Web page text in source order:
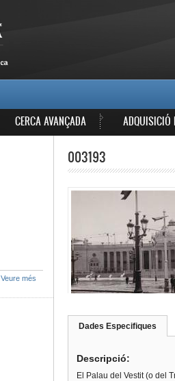
CERCA AVANÇADA ADQUISICIÓ
003193
Dades Especifiques
Descripció:
El Palau del Vestit (o del
Veure més